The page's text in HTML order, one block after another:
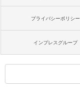
プライバシーポリシー
インプレスグループ